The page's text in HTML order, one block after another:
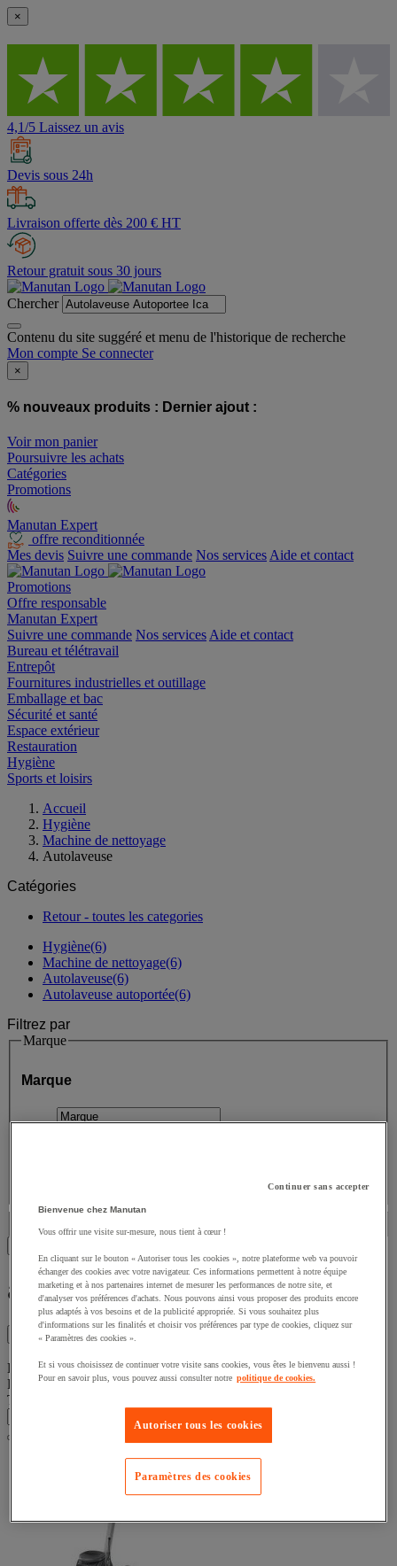
×
4,1/5 Laissez un avis
Devis sous 24h
Livraison offerte dès 200 € HT
Retour gratuit sous 30 jours
Chercher
Contenu du site suggéré et menu de l'historique de recherche
Mon compte Se connecter
×
% nouveaux produits : Dernier ajout :
Voir mon panier
Poursuivre les achats
Catégories
Promotions
Manutan Expert
offre reconditionnée
Mes devis Suivre une commande Nos services Aide et contact
Promotions
Offre responsable
Manutan Expert
Suivre une commande Nos services Aide et contact
Bureau et télétravail
Entrepôt
Fournitures industrielles et outillage
Emballage et bac
Sécurité et santé
Espace extérieur
Restauration
Hygiène
Sports et loisirs
Accueil
Hygiène
Machine de nettoyage
Autolaveuse
Catégories
Retour - toutes les categories
Hygiène(6)
Machine de nettoyage(6)
Autolaveuse(6)
Autolaveuse autoportée(6)
Filtrez par
Marque
Marque
Disponibilité
autolaveuse autoportee ica
Filtres6
Liste de produits
Produits :( 1 - 6 )
Trier par
Continuer sans accepter
Bienvenue chez Manutan
Vous offrir une visite sur-mesure, nous tient à cœur !
En cliquant sur le bouton « Autoriser tous les cookies », notre plateforme web va pouvoir
échanger des cookies avec votre navigateur. Ces informations permettent à notre équipe
marketing et à nos partenaires internet de mesurer les performances de notre site, et
d'analyser vos préférences d'achats. Nous pouvons ainsi vous proposer des produits encore
plus adaptés à vos besoins et de la publicité appropriée. Si vous souhaitez plus
d'informations sur les finalités et choisir vos préférences par type de cookies, cliquez sur
« Paramètres des cookies ».
Et si vous choisissez de continuer votre visite sans cookies, vous êtes le bienvenu aussi !
Pour en savoir plus, vous pouvez aussi consulter notre politique de cookies.
Autoriser tous les cookies
Paramètres des cookies